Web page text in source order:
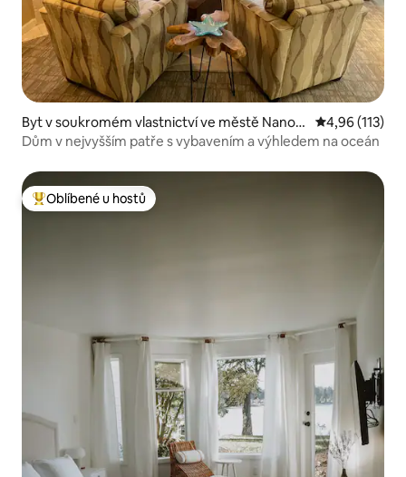
Byt v soukromém vlastnictví ve městě Nanoo
se Bay
Průměrné
4,96 (113)
Dům v nejvyšším patře s vybavením a výhledem na oceán
Nejlepší v kategorii Oblíbené u hostů
Oblíbené u hostů